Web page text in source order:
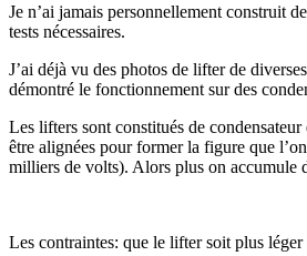
Je n’ai jamais personnellement construit
tests nécessaires.
J’ai déjà vu des photos de lifter de
démontré le fonctionnement sur des
Les lifters sont constitués de
être alignées pour former la figure que
milliers de volts). Alors plus on accumule
Les contraintes: que le lifter soit plus